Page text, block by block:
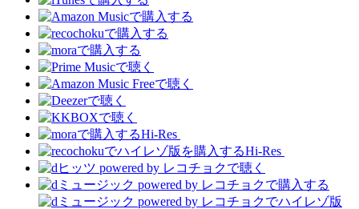
Hi-Res
Hi-Res